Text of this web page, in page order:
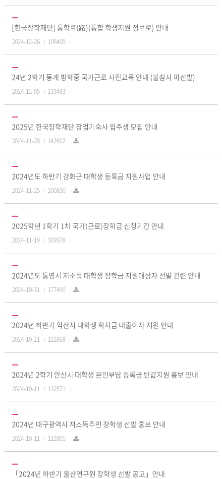
[한국장학재단] 통학로(路)(통합 학생지원 정보로) 안내
2024-12-26 108409
24년 2학기 동계 방학중 국가근로 사전교육 안내 (불참시 미선발)
2024-12-05 133483
2025년 한국장학재단 창업기숙사 입주생 모집 안내
2024-11-28 142602
2024년도 하반기 강화군 대학생 등록금 지원사업 안내
2024-11-25 200830
2025학년 1학기 1차 국가(근로)장학금 신청기간 안내
2024-11-19 309978
2024년도 통영시 저소득 대학생 장학금 지원대상자 선발 관련 안내
2024-10-31 177490
2024년 하반기 익산시 대학생 학자금 대출이자 지원 안내
2024-10-21 122868
2024년 2학기 안산시 대학생 본인부담 등록금 반값지원 홍보 안내
2024-10-11 132571
2024년 대구광역시 저소득주민 장학생 선발 홍보 안내
2024-10-11 113905
「2024년 하반기 울산연구원 장학생 선발 공고」안내